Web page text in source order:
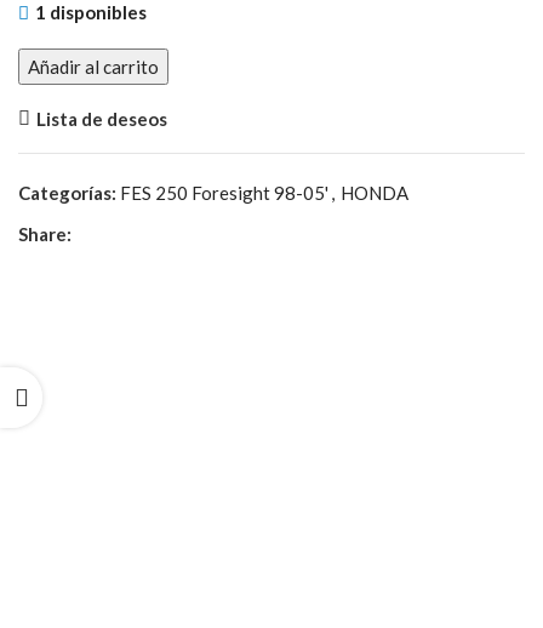
1 disponibles
Añadir al carrito
Lista de deseos
Categorías: FES 250 Foresight 98-05' , HONDA
Share: